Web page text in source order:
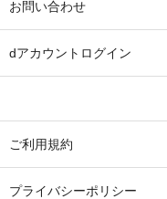
お問い合わせ
dアカウントログイン
ご利用規約
プライバシーポリシー